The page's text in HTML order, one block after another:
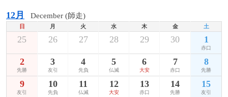
12月 December (師走)
日 月 火 水 木 金 土
25 26 27 28 29 30 1
赤口
2
先勝
3
友引
4
先負
5
仏滅
6
大安
7
赤口
8
先勝
9
友引
10
先負
11
仏滅
12
大安
13
赤口
14
先勝
15
友引